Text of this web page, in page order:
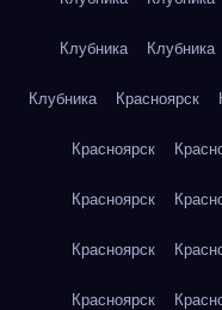
Клубника Клубника
Клубника Красноярск
Красноярск
Красноярск
Красноярск
Красноярск